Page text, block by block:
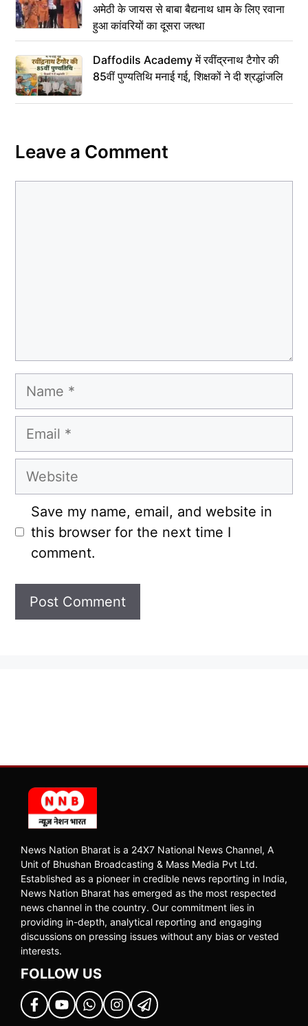
अमेठी के जायस से बाबा बैद्यनाथ धाम के लिए रवाना
हुआ कांवरियों का दूसरा जत्था
Daffodils Academy में रवींद्रनाथ टैगोर की
85वीं पुण्यतिथि मनाई गई, शिक्षकों ने दी श्रद्धांजलि
Leave a Comment
Name
Email
Website
Save my name, email, and website in
this browser for the next time I
comment.
News Nation Bharat is a 24X7 National News Channel, A
Unit of Bhushan Broadcasting & Mass Media Pvt Ltd.
Established as a pioneer in credible news reporting in India,
News Nation Bharat has emerged as the most respected
news channel in the country. Our commitment lies in
providing in-depth, analytical reporting and engaging
discussions on pressing issues without any bias or vested
interests.
FOLLOW US